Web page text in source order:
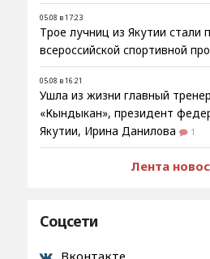
05.08 в 17:23
Трое лучниц из Якутии стали
всероссийской спортивной
05.08 в 16:21
Ушла из жизни главный
«Кындыкан», президент
Якутии, Ирина Данилова
1
Лента
Соцсети
Вконтакте